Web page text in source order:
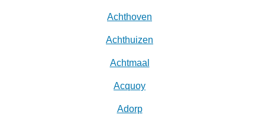
Achthoven
Achthuizen
Achtmaal
Acquoy
Adorp